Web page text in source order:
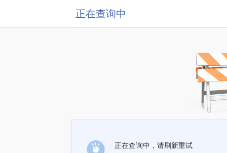
正在查询中
正在查询中，请刷新重试